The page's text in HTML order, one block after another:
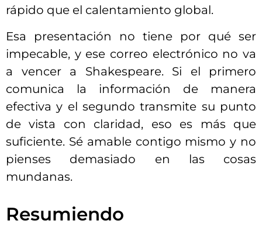
rápido que el calentamiento global.
Esa presentación no tiene por qué ser
impecable, y ese correo electrónico no va
a vencer a Shakespeare. Si el primero
comunica la información de manera
efectiva y el segundo transmite su punto
de vista con claridad, eso es más que
suficiente. Sé amable contigo mismo y no
pienses demasiado en las cosas
mundanas.
Resumiendo